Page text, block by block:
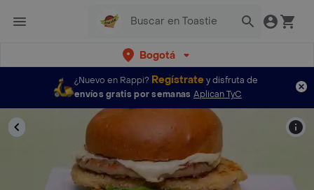
Bogotá
¿Nuevo en Rappi? Regístratey disfruta de
envíos gratis por semanas Aplican TyC